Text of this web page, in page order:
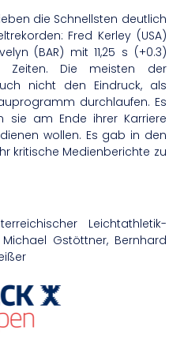
die Schnellsten deutlich
Fred Kerley (USA)
(BAR) mit 11,25 s (+0.3)
Zeiten. Die meisten der
nicht den Eindruck, als
durchlaufen. Es
sie am Ende ihrer Karriere
wollen. Es gab in den
kritische Medienberichte zu
Leichtathletik-
Gstöttner, Bernhard